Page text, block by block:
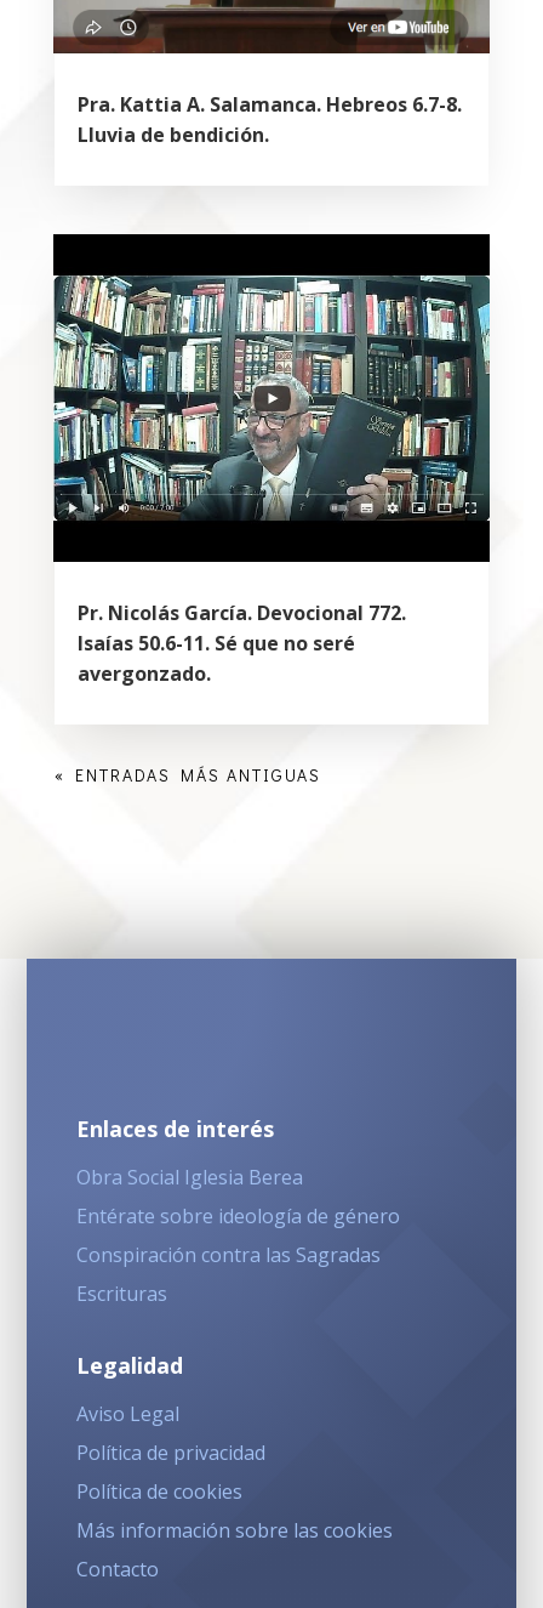
Pra. Kattia A. Salamanca. Hebreos 6.7-8.
Lluvia de bendición.
Pr. Nicolás García. Devocional 772.
Isaías 50.6-11. Sé que no seré
avergonzado.
« ENTRADAS MÁS ANTIGUAS
Enlaces de interés
Obra Social Iglesia Berea
Entérate sobre ideología de género
Conspiración contra las Sagradas
Escrituras
Legalidad
Aviso Legal
Política de privacidad
Política de cookies
Más información sobre las cookies
Contacto